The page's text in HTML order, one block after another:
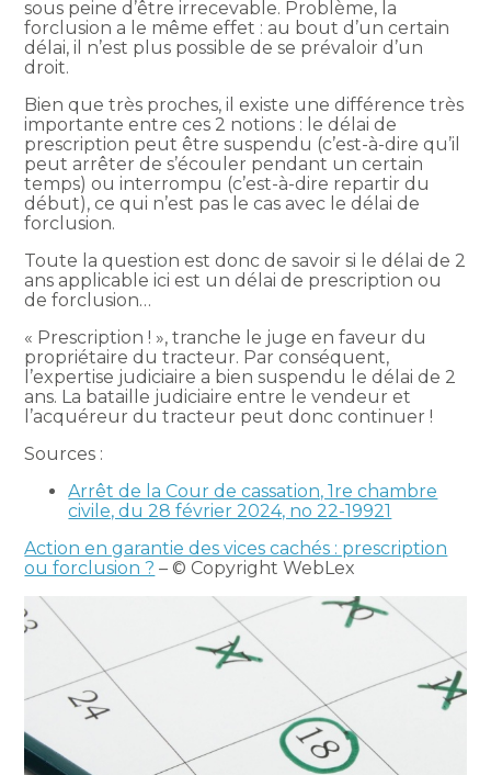
sous peine d’être irrecevable. Problème, la
forclusion a le même effet : au bout d’un certain
délai, il n’est plus possible de se prévaloir d’un
droit.
Bien que très proches, il existe une différence très
importante entre ces 2 notions : le délai de
prescription peut être suspendu (c’est-à-dire qu’il
peut arrêter de s’écouler pendant un certain
temps) ou interrompu (c’est-à-dire repartir du
début), ce qui n’est pas le cas avec le délai de
forclusion.
Toute la question est donc de savoir si le délai de 2
ans applicable ici est un délai de prescription ou
de forclusion…
« Prescription ! », tranche le juge en faveur du
propriétaire du tracteur. Par conséquent,
l’expertise judiciaire a bien suspendu le délai de 2
ans. La bataille judiciaire entre le vendeur et
l’acquéreur du tracteur peut donc continuer !
Sources :
Arrêt de la Cour de cassation, 1re chambre
civile, du 28 février 2024, no 22-19921
Action en garantie des vices cachés : prescription
ou forclusion ? – © Copyright WebLex